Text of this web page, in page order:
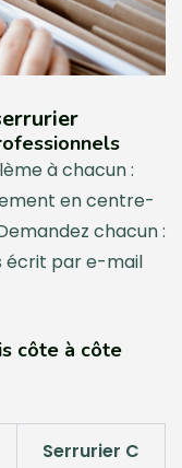
à chacun :
en centre-
chacun :
écrit par e-mail
côte à côte
Serrurier C